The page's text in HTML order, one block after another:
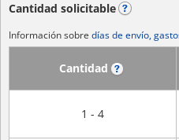
Cantidad solicitable
Información sobre días de envío,
Cantidad
1 - 4